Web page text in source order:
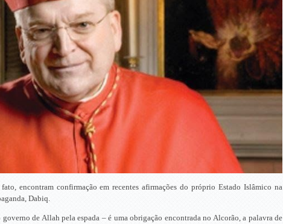
encontram confirmação em recentes afirmações do próprio Estado Islâmico na
Dabiq.
de Allah pela espada – é uma obrigação encontrada no Alcorão, a palavra de